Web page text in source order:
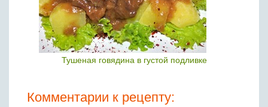
Тушеная говядина в густой подливке
Комментарии к рецепту: